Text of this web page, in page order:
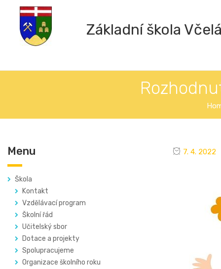
Základní škola
Menu
Škola
Kontakt
Vzdělávací program
Školní řád
Učitelský sbor
Dotace a projekty
Spolupracujeme
Organizace školního roku
7. 4. 2022